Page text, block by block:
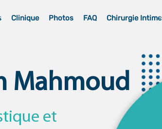
Clinique Photos FAQ Chirurgie Intime
Mahmoud
et